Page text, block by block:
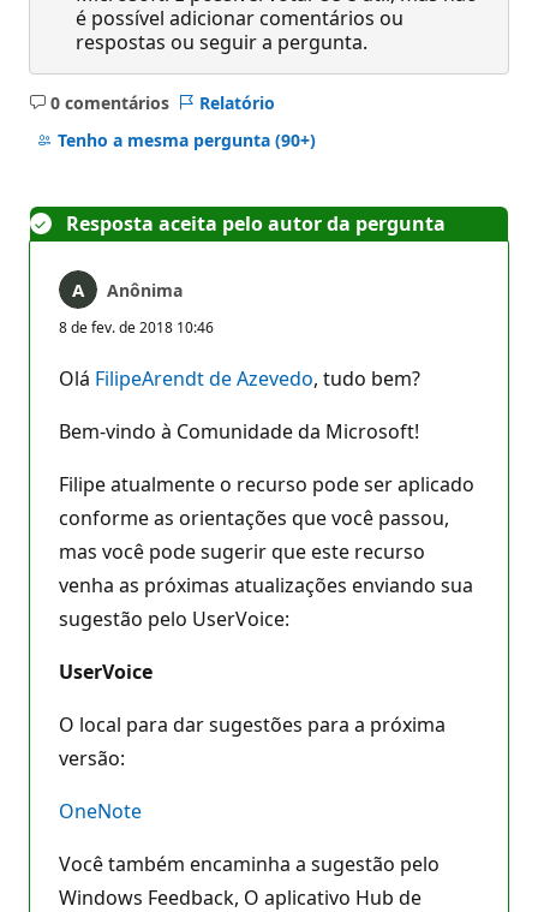
é possível adicionar comentários ou
respostas ou seguir a pergunta.
0 comentários
Sem
comentários
Relatório
Tenho a mesma pergunta (90+)
Resposta aceita pelo autor da pergunta
Anônima
8 de fev. de 2018 10:46
Olá FilipeArendt de Azevedo, tudo bem?
Bem-vindo à Comunidade da Microsoft!
Filipe atualmente o recurso pode ser aplicado
conforme as orientações que você passou,
mas você pode sugerir que este recurso
venha as próximas atualizações enviando sua
sugestão pelo UserVoice:
UserVoice
O local para dar sugestões para a próxima
versão:
OneNote
Você também encaminha a sugestão pelo
Windows Feedback, O aplicativo Hub de